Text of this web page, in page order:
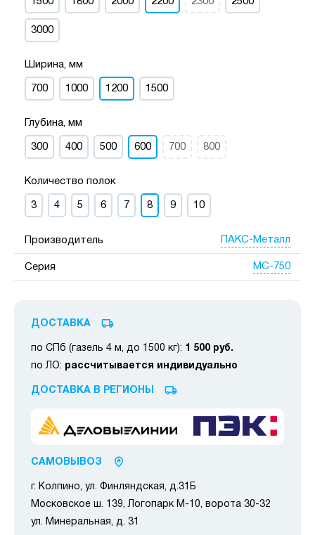
3000
Ширина, мм
700 1000 1200 1500
Глубина, мм
300 400 500 600 700 800
Количество полок
3 4 5 6 7 8 9 10
Производитель ПАКС-Металл
Серия МС-750
ДОСТАВКА
по СПб (газель 4 м, до 1500 кг): 1 500 руб.
по ЛО: рассчитывается индивидуально
ДОСТАВКА В РЕГИОНЫ
САМОВЫВОЗ
г. Колпино, ул. Финляндская, д.31Б
Московское ш. 139, Логопарк М-10, ворота 30-32
ул. Минеральная, д. 31